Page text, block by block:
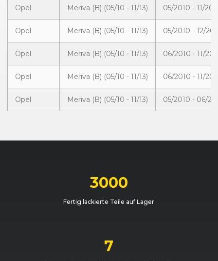
Opel Meriva (B) (05/10 - 11/13) 05/2010 - 11/
Opel Meriva (B) (05/10 - 11/13) 05/2010 - 12/
Opel Meriva (B) (05/10 - 11/13) 06/2010 - 11/
Opel Meriva (B) (05/10 - 11/13) 06/2010 - 11/
Opel Meriva (B) (05/10 - 11/13) 05/2010 - 06/
3000
Fertig lackierte Teile auf Lager
7